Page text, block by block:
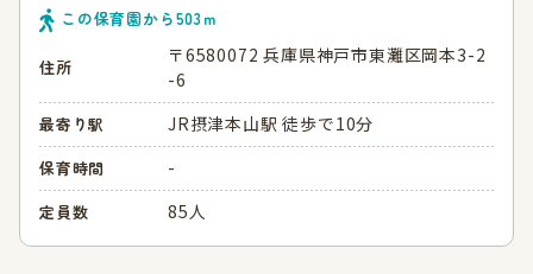
この保育園から503ｍ
住所
〒6580072 兵庫県神戸市東灘区岡本3-2
-6
最寄り駅 JR摂津本山駅 徒歩で10分
保育時間 -
定員数 85人